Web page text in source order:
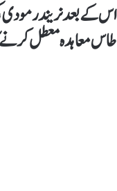
اس کےبعد نریندر مودی
طاس معاہدہ معطل